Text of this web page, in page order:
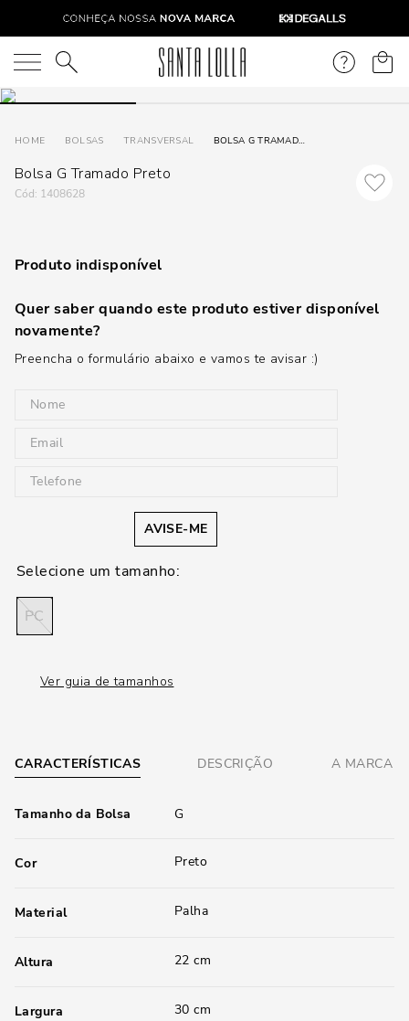
O que você está procurando?
BOLSAS TRANSVERSAL BOLSA G TRAMADO PRETO
Bolsa G Tramado Preto
: 1408628
Produto indisponível
Quer saber quando este produto estiver disponível
novamente?
Preencha o formulário abaixo e vamos te avisar :)
AVISE-ME
PC
Ver guia de tamanhos
CARACTERÍSTICAS DESCRIÇÃO A MARCA
Tamanho da Bolsa G
Cor Preto
Material Palha
Altura 22 cm
Largura 30 cm